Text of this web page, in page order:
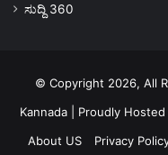
ಸುದ್ದಿ 360
© Copyright 2026, All
Kannada| Proudly Hosted
About US
Privacy